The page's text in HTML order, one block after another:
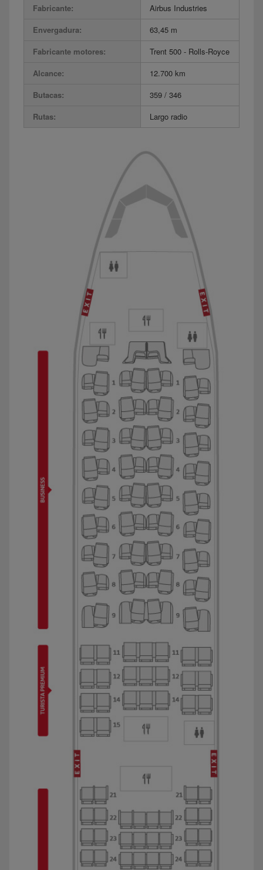
Fabricante:
Airbus Industries
Envergadura:
63,45 m
Fabricante motores:
Trent 500 - Rolls-Royce
Alcance:
12.700 km
Butacas:
359 / 346
Rutas:
Largo radio